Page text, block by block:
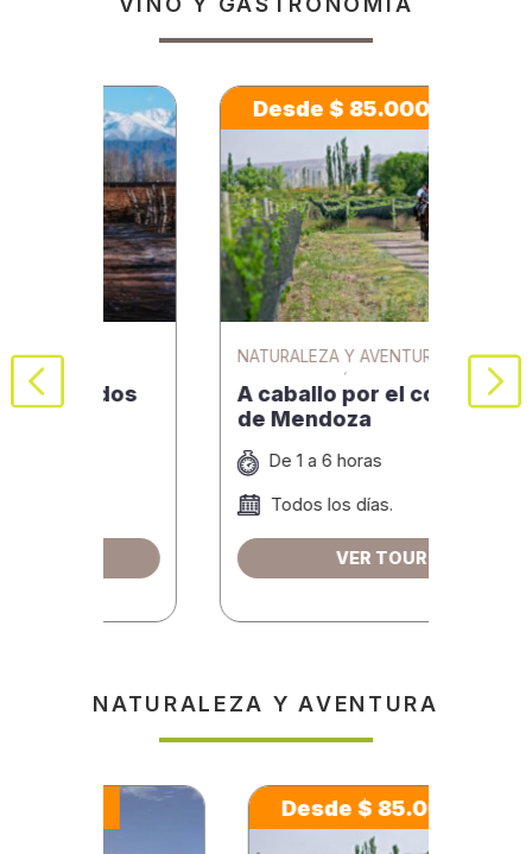
Desde $ 85.000
NATURALEZA Y AVENTURA VINO Y
A caballo por el corazón
de Mendoza
De 1 a 6 horas
Todos los días.
VER TOUR
VINO
NATURALEZA Y AVENTURA
Desde $ 85.000